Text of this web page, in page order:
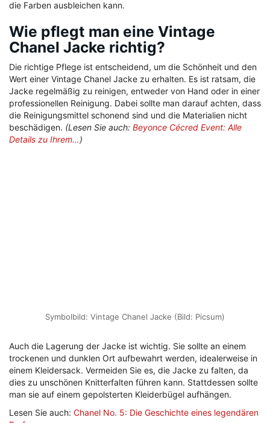
die Farben ausbleichen kann.
Wie pflegt man eine Vintage
Chanel Jacke richtig?
Die richtige Pflege ist entscheidend, um die Schönheit und den
Wert einer Vintage Chanel Jacke zu erhalten. Es ist ratsam, die
Jacke regelmäßig zu reinigen, entweder von Hand oder in einer
professionellen Reinigung. Dabei sollte man darauf achten, dass
die Reinigungsmittel schonend sind und die Materialien nicht
beschädigen. (Lesen Sie auch: Beyonce Cécred Event: Alle
Details zu Ihrem…)
Symbolbild: Vintage Chanel Jacke (Bild: Picsum)
Auch die Lagerung der Jacke ist wichtig. Sie sollte an einem
trockenen und dunklen Ort aufbewahrt werden, idealerweise in
einem Kleidersack. Vermeiden Sie es, die Jacke zu falten, da
dies zu unschönen Knitterfalten führen kann. Stattdessen sollte
man sie auf einem gepolsterten Kleiderbügel aufhängen.
Lesen Sie auch: Chanel No. 5: Die Geschichte eines legendären